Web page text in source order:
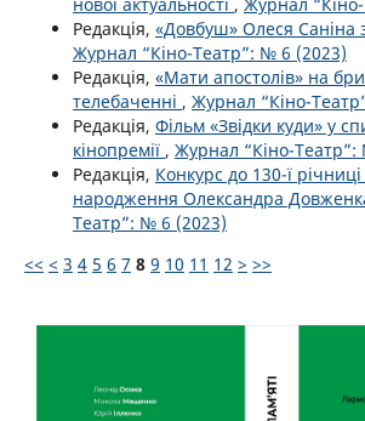
нової актуальності , Журнал
Редакція, «Довбуш» Олеся Саніна
Журнал “Кіно-Театр”: № 6 (2023)
Редакція, «Мати апостолів» на
телебаченні , Журнал “Кіно-
Редакція, Фільм «Звідки куди» у
кінопремії , Журнал “Кіно-
Редакція, Конкурс до 130-ї
народження Олександра
Театр”: № 6 (2023)
<< < 3 4 5 6 7 8 9 10 11 12 > >>